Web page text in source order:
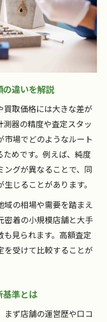
違いを解説
買取価格には大きな差が
器の精度や査定スタッ
市場でどのようなルート
めです。例えば、純度
ングが異なることで、同
じることがあります。
域の相場や需要を踏まえ
密着の小規模店舗と大手
見られます。高額査定
を受けて比較することが
基準とは
ず店舗の運営歴や口コ